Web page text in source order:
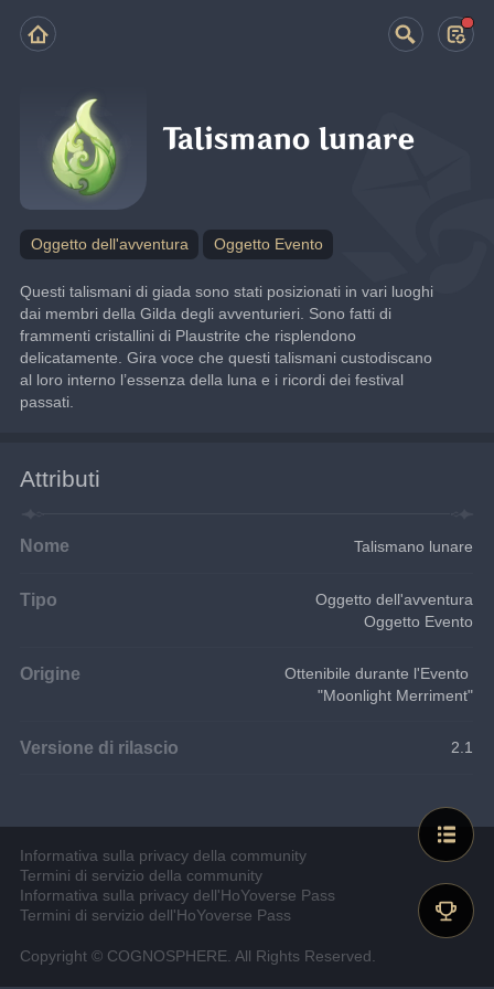
Talismano lunare
Oggetto dell'avventura Oggetto Evento
Questi talismani di giada sono stati posizionati in vari luoghi
dai membri della Gilda degli avventurieri. Sono fatti di
frammenti cristallini di Plaustrite che risplendono
delicatamente. Gira voce che questi talismani custodiscano
al loro interno l’essenza della luna e i ricordi dei festival
passati.
Attributi
Nome Talismano lunare
Tipo
Oggetto dell'avventura
Oggetto Evento
Origine
Ottenibile durante l'Evento
"Moonlight Merriment"
Versione di rilascio 2.1
Informativa sulla privacy della community
Termini di servizio della community
Informativa sulla privacy dell'HoYoverse Pass
Termini di servizio dell'HoYoverse Pass
Copyright © COGNOSPHERE. All Rights Reserved.